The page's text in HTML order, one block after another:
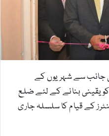
جانب سے شہریوں کے
یقینی بنانے کے لئے ضلع
کے قیام کا سلسلہ جاری